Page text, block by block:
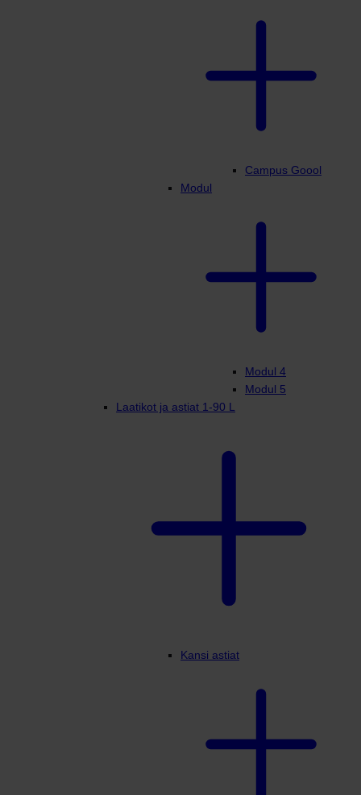
Campus Goool
Modul
Modul 4
Modul 5
Laatikot ja astiat 1-90 L
Kansi astiat